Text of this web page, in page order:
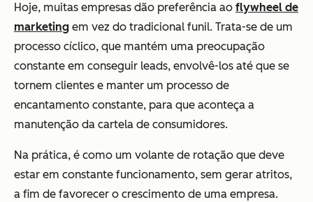
Hoje, muitas empresas dão preferência ao flywheel de
marketing em vez do tradicional funil. Trata-se de um
processo cíclico, que mantém uma preocupação
constante em conseguir leads, envolvê-los até que se
tornem clientes e manter um processo de
encantamento constante, para que aconteça a
manutenção da cartela de consumidores.
Na prática, é como um volante de rotação que deve
estar em constante funcionamento, sem gerar atritos,
a fim de favorecer o crescimento de uma empresa.